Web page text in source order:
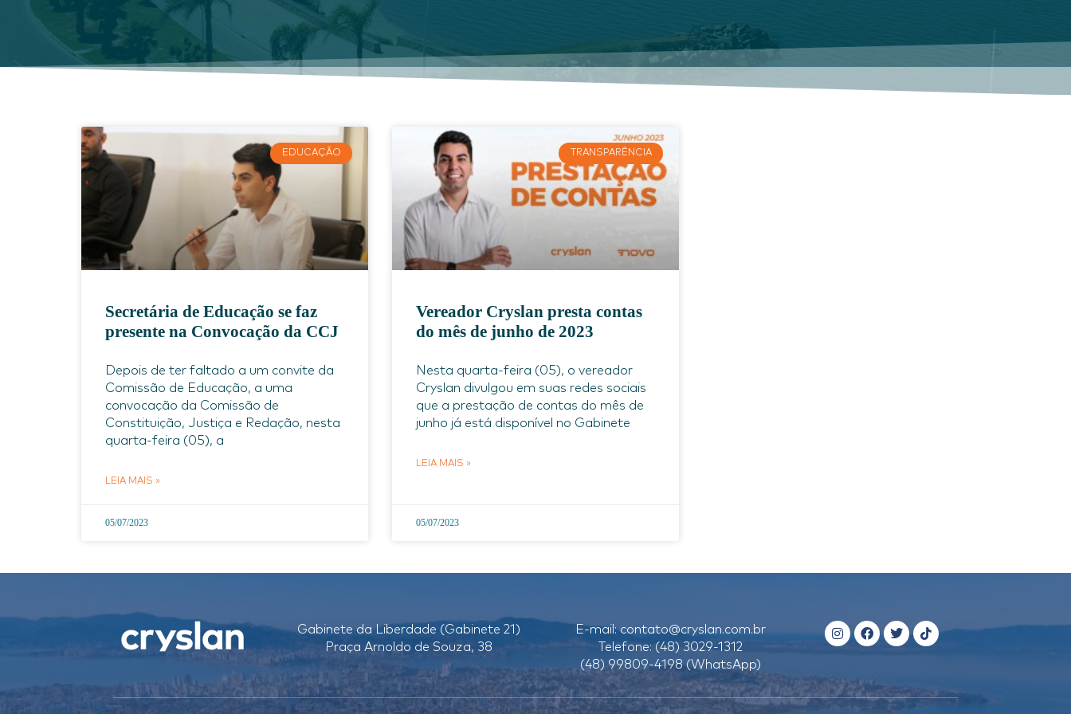
EDUCAÇÃO
Secretária de Educação se faz
presente na Convocação da CCJ
Depois de ter faltado a um convite da
Comissão de Educação, a uma
convocação da Comissão de
Constituição, Justiça e Redação, nesta
quarta-feira (05), a
LEIA MAIS »
05/07/2023
TRANSPARÊNCIA
Vereador Cryslan presta contas
do mês de junho de 2023
Nesta quarta-feira (05), o vereador
Cryslan divulgou em suas redes sociais
que a prestação de contas do mês de
junho já está disponível no Gabinete
LEIA MAIS »
05/07/2023
Gabinete da Liberdade (Gabinete 21)
Praça Arnoldo de Souza, 38
E-mail:contato@cryslan.com.br
Telefone: (48) 3029-1312
(48) 99809-4198 (WhatsApp)